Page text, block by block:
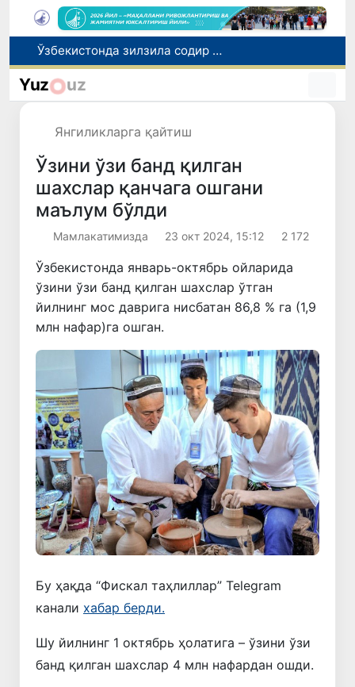
Сифатини тасдиқловчи ҳужжатлари бўлмаган дори воситаларининг муомалага киритилишининг олди олинди
Риэлторлик фаолияти тартибга солинди
Yuz uz
Янгиликларга қайтиш
Ўзини ўзи банд қилган
шахслар қанчага ошгани
маълум бўлди
Мамлакатимизда 23 окт 2024, 15:12 2 172
Ўзбекистонда январь-октябрь ойларида
ўзини ўзи банд қилган шахслар ўтган
йилнинг мос даврига нисбатан 86,8 % га (1,9
млн нафар)га ошган.
Бу ҳақда “Фискал таҳлиллар” Telegram
канали хабар берди.
Шу йилнинг 1 октябрь ҳолатига – ўзини ўзи
банд қилган шахслар 4 млн нафардан ошди.